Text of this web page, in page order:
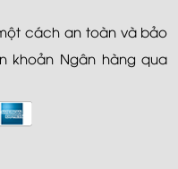
cách an toàn và bảo
khoản Ngân hàng qua